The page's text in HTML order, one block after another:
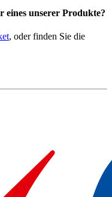
eines unserer Produkte?
, oder finden Sie die